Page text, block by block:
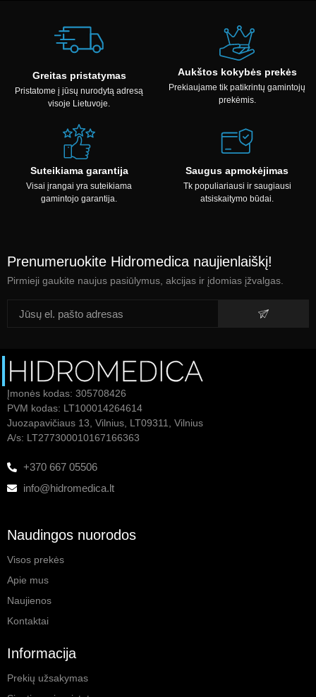
Greitas pristatymas
Pristatome į jūsų nurodytą adresą
visoje Lietuvoje.
Aukštos kokybės prekės
Prekiaujame tik patikrintų gamintojų
prekėmis.
Suteikiama garantija
Visai įrangai yra suteikiama
gamintojo garantija.
Saugus apmokėjimas
Tk populiariausi ir saugiausi
atsiskaitymo būdai.
Prenumeruokite Hidromedica naujienlaiškį!
Pirmieji gaukite naujus pasiūlymus, akcijas ir įdomias įžvalgas.
Įmonės kodas: 305708426
PVM kodas: LT100014264614
Juozapavičiaus 13, Vilnius, LT09311, Vilnius
A/s: LT277300010167166363
+370 667 05506
info@hidromedica.lt
Naudingos nuorodos
Visos prekės
Apie mus
Naujienos
Kontaktai
Informacija
Prekių užsakymas